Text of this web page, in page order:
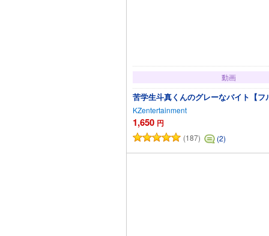
動画
苦学生斗真くんのグレーなバイト【フ
KZentertainment
1,650 円
(187) (2)
カートに追加